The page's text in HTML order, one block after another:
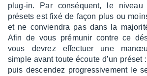
plug-in. Par consé­quent, le
présets est fixé de façon plus ou
et ne convien­dra pas dans la
Afin de vous prému­nir contre ce
vous devrez effec­tuer une
simple avant toute écoute d’un
puis descen­dez progres­si­ve­ment le